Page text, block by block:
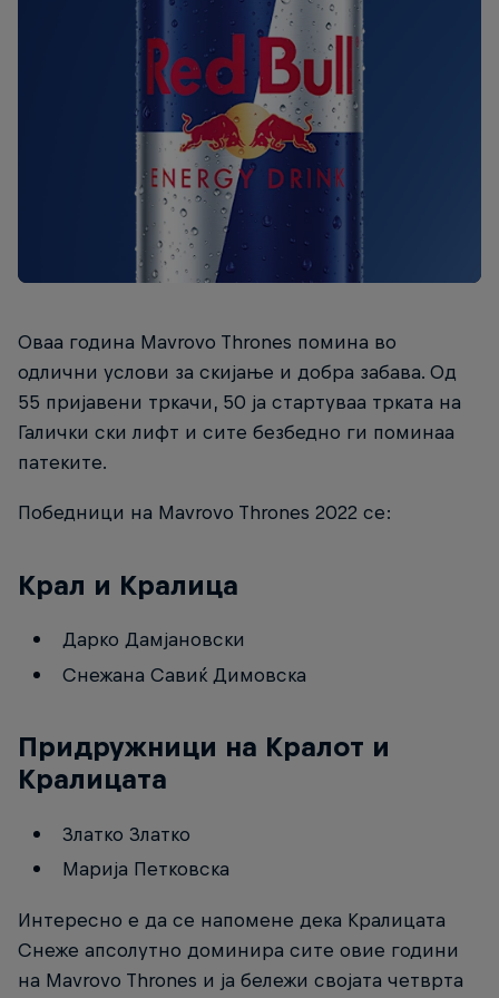
Оваа година Mavrovo Thrones помина во
одлични услови за скијање и добра забава. Од
55 пријавени тркачи, 50 ја стартуваа трката на
Галички ски лифт и сите безбедно ги поминаа
патеките.
Победници на Mavrovo Thrones 2022 се:
Крал и Кралица
Дарко Дамјановски
Снежана Савиќ Димовска
Придружници на Кралот и
Кралицата
Златко Златко
Марија Петковска
Интересно е да се напомене дека Кралицата
Снеже апсолутно доминира сите овие години
на Mavrovo Thrones и ја бележи својата четврта